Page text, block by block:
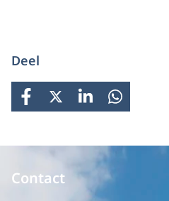
Deel
FACEBOOK
X LINKEDINWHATSAPP
Contact